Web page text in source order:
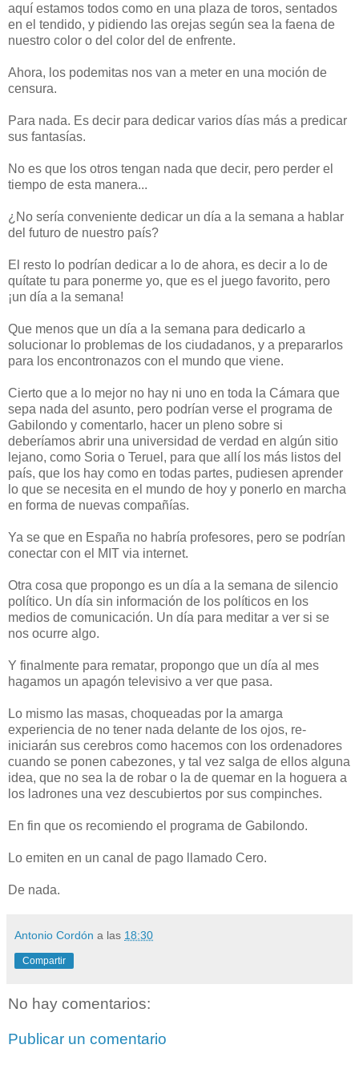
aquí estamos todos como en una plaza de toros, sentados
en el tendido, y pidiendo las orejas según sea la faena de
nuestro color o del color del de enfrente.
Ahora, los podemitas nos van a meter en una moción de
censura.
Para nada. Es decir para dedicar varios días más a predicar
sus fantasías.
No es que los otros tengan nada que decir, pero perder el
tiempo de esta manera...
¿No sería conveniente dedicar un día a la semana a hablar
del futuro de nuestro país?
El resto lo podrían dedicar a lo de ahora, es decir a lo de
quítate tu para ponerme yo, que es el juego favorito, pero
¡un día a la semana!
Que menos que un día a la semana para dedicarlo a
solucionar lo problemas de los ciudadanos, y a prepararlos
para los encontronazos con el mundo que viene.
Cierto que a lo mejor no hay ni uno en toda la Cámara que
sepa nada del asunto, pero podrían verse el programa de
Gabilondo y comentarlo, hacer un pleno sobre si
deberíamos abrir una universidad de verdad en algún sitio
lejano, como Soria o Teruel, para que allí los más listos del
país, que los hay como en todas partes, pudiesen aprender
lo que se necesita en el mundo de hoy y ponerlo en marcha
en forma de nuevas compañías.
Ya se que en España no habría profesores, pero se podrían
conectar con el MIT via internet.
Otra cosa que propongo es un día a la semana de silencio
político. Un día sin información de los políticos en los
medios de comunicación. Un día para meditar a ver si se
nos ocurre algo.
Y finalmente para rematar, propongo que un día al mes
hagamos un apagón televisivo a ver que pasa.
Lo mismo las masas, choqueadas por la amarga
experiencia de no tener nada delante de los ojos, re-
iniciarán sus cerebros como hacemos con los ordenadores
cuando se ponen cabezones, y tal vez salga de ellos alguna
idea, que no sea la de robar o la de quemar en la hoguera a
los ladrones una vez descubiertos por sus compinches.
En fin que os recomiendo el programa de Gabilondo.
Lo emiten en un canal de pago llamado Cero.
De nada.
Antonio Cordón a las 18:30
Compartir
No hay comentarios:
Publicar un comentario